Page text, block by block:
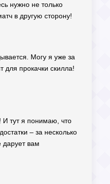
нужно не только
в другую сторону!
Могу я уже за
для прокачки скилла!
И тут я понимаю, что
– за несколько
дарует вам